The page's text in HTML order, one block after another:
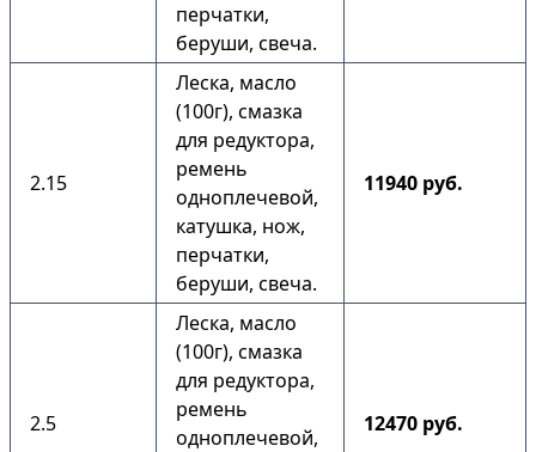
перчатки,
беруши, свеча.
2.15
Леска, масло
(100г), смазка
для редуктора,
ремень
одноплечевой,
катушка, нож,
перчатки,
беруши, свеча.
11940 руб.
2.5
Леска, масло
(100г), смазка
для редуктора,
ремень
одноплечевой,
12470 руб.